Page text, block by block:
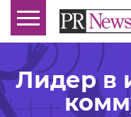
Лидер в